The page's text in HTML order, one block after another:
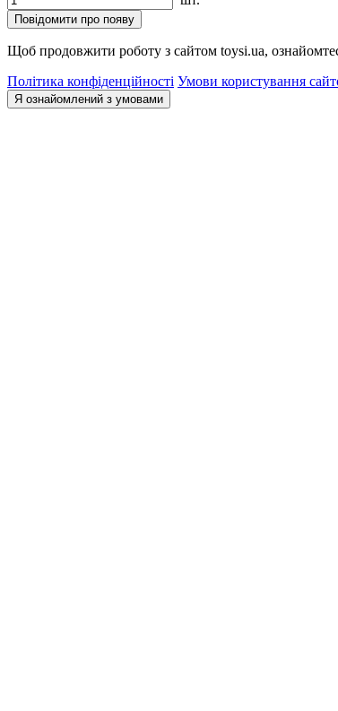
Повідомити про появу
Щоб продовжити роботу з сайтом toysi.ua,
Політика конфіденційності Умови користування
Я ознайомлений з умовами